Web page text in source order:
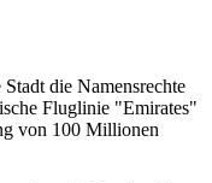
die Namensrechte
Fluglinie "Emirates"
von 100 Millionen